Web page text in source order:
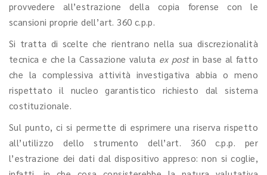
provvedere all’estrazione della copia forense con le
scansioni proprie dell’art. 360 c.p.p.
Si tratta di scelte che rientrano nella sua discrezionalità
tecnica e che la Cassazione valuta ex postin base al fatto
che la complessiva attività investigativa abbia o meno
rispettato il nucleo garantistico richiesto dal sistema
costituzionale.
Sul punto, ci si permette di esprimere una riserva rispetto
all’utilizzo dello strumento dell’art. 360 c.p.p. per
l’estrazione dei dati dal dispositivo appreso: non si coglie,